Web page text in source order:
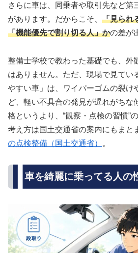
さらに車は、同乗者や取引先など第
があります。だからこそ、 「見られ
「機能優先で割り切る人」かの差が
整備士学校で教わった基礎でも、外
はありません。ただ、現場で見てい
やすい車」は、ワイパーゴムの裂け
ど、軽い不具合の発見が遅れがちな
格というより、“観察・点検の習慣”
考え方は国土交通省の案内にもまと
の点検整備（国土交通省）
。
車を綺麗に乗ってる人の